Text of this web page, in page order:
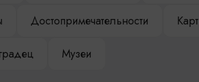
Достопримечательности
Музеи